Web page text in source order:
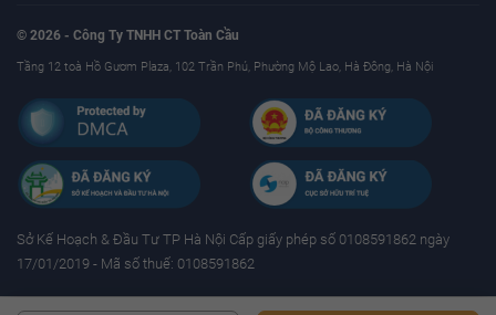
© 2026 - Công Ty TNHH CT Toàn Cầu
Tầng 12 toà Hồ Gươm Plaza, 102 Trần Phú, Phường Mộ Lao, Hà Đông, Hà Nội
Sở Kế Hoạch & Ðầu Tư TP Hà Nội Cấp giấy phép số 0108591862 ngày
17/01/2019 - Mã số thuế: 0108591862